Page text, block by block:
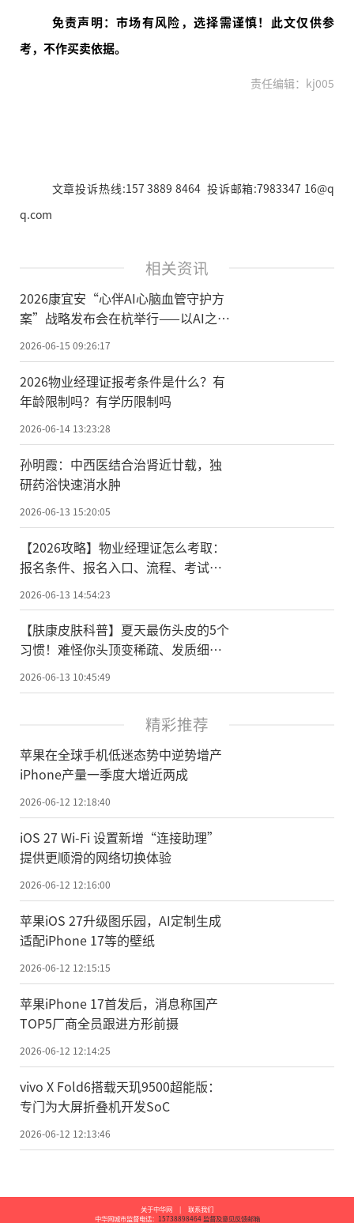
免责声明：市场有风险，选择需谨慎！此文仅供参
考，不作买卖依据。
责任编辑：kj005
文章投诉热线:157 3889 8464 投诉邮箱:7983347 16@q
q.com
相关资讯
2026康宜安“心伴AI心脑血管守护方
案”战略发布会在杭举行——以AI之力
守护心脑，让主动健康走进千家万户
2026-06-15 09:26:17
2026物业经理证报考条件是什么？有
年龄限制吗？有学历限制吗
2026-06-14 13:23:28
孙明霞：中西医结合治肾近廿载，独
研药浴快速消水肿
2026-06-13 15:20:05
【2026攻略】物业经理证怎么考取：
报名条件、报名入口、流程、考试科
2026-06-13 14:54:23
【肤康皮肤科普】夏天最伤头皮的5个
习惯！难怪你头顶变稀疏、发质细软
塌
2026-06-13 10:45:49
精彩推荐
苹果在全球手机低迷态势中逆势增产
iPhone产量一季度大增近两成
2026-06-12 12:18:40
iOS 27 Wi‑Fi 设置新增“连接助理”
提供更顺滑的网络切换体验
2026-06-12 12:16:00
苹果iOS 27升级图乐园，AI定制生成
适配iPhone 17等的壁纸
2026-06-12 12:15:15
苹果iPhone 17首发后，消息称国产
TOP5厂商全员跟进方形前摄
2026-06-12 12:14:25
vivo X Fold6搭载天玑9500超能版：
专门为大屏折叠机开发SoC
2026-06-12 12:13:46
关于中华网 |
联系我们
中华网城市监督电话： 15738898464 监督及意见反馈邮箱